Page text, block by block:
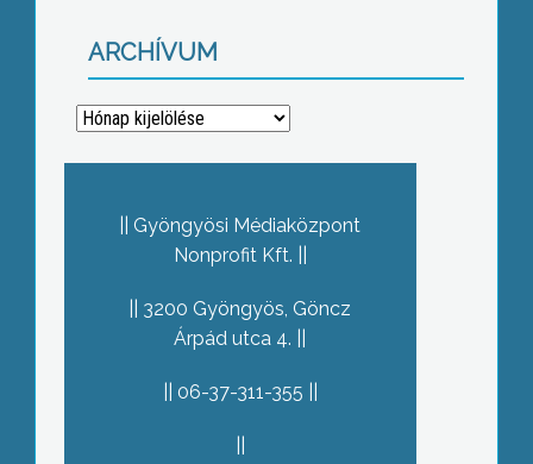
ARCHÍVUM
Archívum
Gyöngyösi Médiaközpont
Nonprofit Kft.
3200 Gyöngyös, Göncz
Árpád utca 4.
06-37-311-355